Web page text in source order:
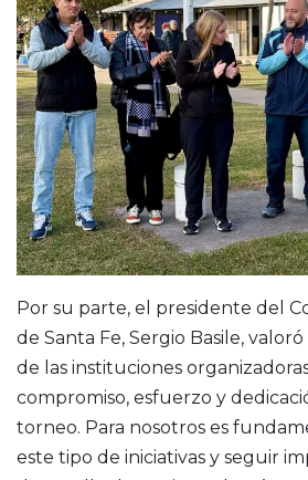
Por su parte, el presidente del
de Santa Fe, Sergio Basile,
de las instituciones
compromiso, esfuerzo y
torneo. Para nosotros es
este tipo de iniciativas y seguir